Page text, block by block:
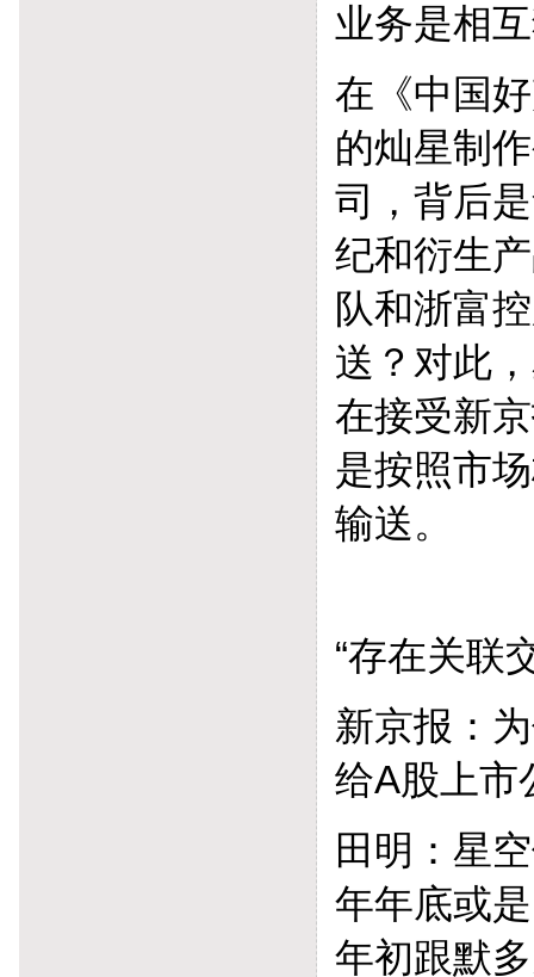
业务是相
在《中国
的灿星制
司，背后
纪和衍生
队和浙富
送？对此
在接受新
是按照市
输送。
“存在关联
新京报：
给A股上市
田明：星
年年底或
年初跟默